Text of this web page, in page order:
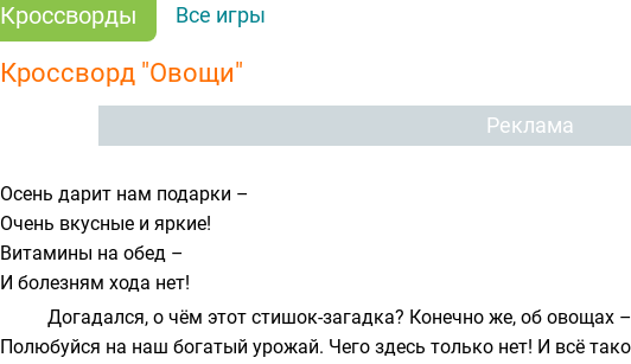
Кроссворды Все игры
Кроссворд "Овощи"
Реклама
Осень дарит нам подарки –
Очень вкусные и яркие!
Витамины на обед –
И болезням хода нет!
Догадался, о чём этот стишок-загадка? Конечно же, об овощах
Полюбуйся на наш богатый урожай. Чего здесь только нет! И всё